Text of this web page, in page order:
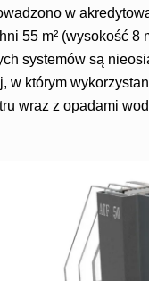
w
55 m² (wysokość 8
systemów są
w którym
wraz z opadami